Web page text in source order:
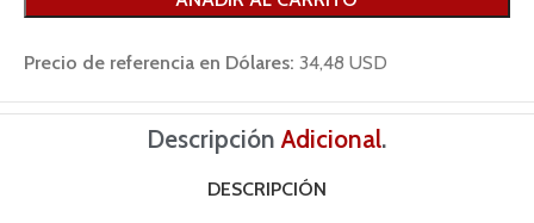
Precio de referencia en Dólares: 34,48 USD
DescripciónAdicional.
DESCRIPCIÓN